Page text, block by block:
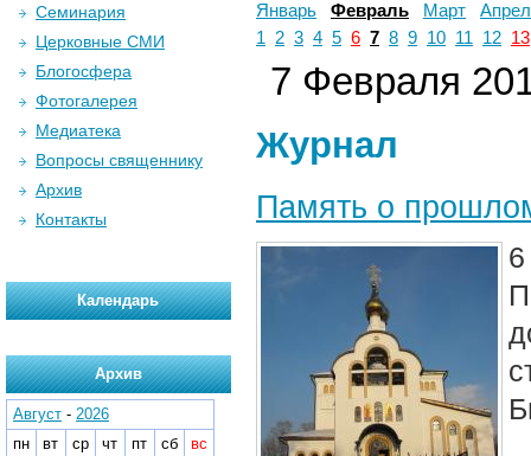
Январь Февраль Март
1
2 3 4 5 6 7 8 9 10 11 12 13
7 Февраля
Журнал
Память о
Семинария
Церковные СМИ
Блогосфера
Фотогалерея
Медиатека
Вопросы священнику
Архив
Контакты
Календарь
Архив
Август - 2026
пн
вт ср чт пт сб
вс